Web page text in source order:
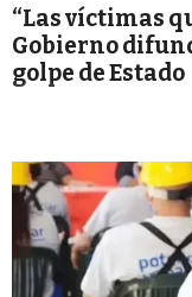
“Las víctimas
Gobierno
golpe de Estado